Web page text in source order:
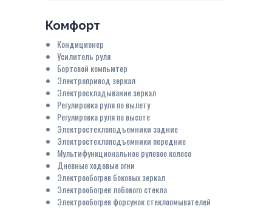
Комфорт
Кондиционер
Усилитель руля
Бортовой компьютер
Электропривод зеркал
Электроскладывание зеркал
Регулировка руля по вылету
Регулировка руля по высоте
Электростеклоподъемники задние
Электростеклоподъемники передние
Мультифункциональное рулевое колесо
Дневные ходовые огни
Электрообогрев боковых зеркал
Электрообогрев лобового стекла
Электрообогрев форсунок стеклоомывателей